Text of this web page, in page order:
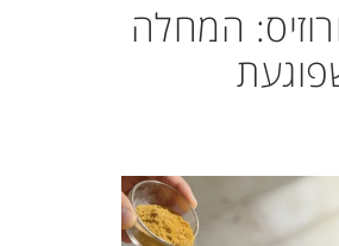
המחלה